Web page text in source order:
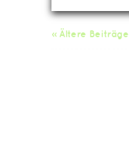
« Ältere Beiträge